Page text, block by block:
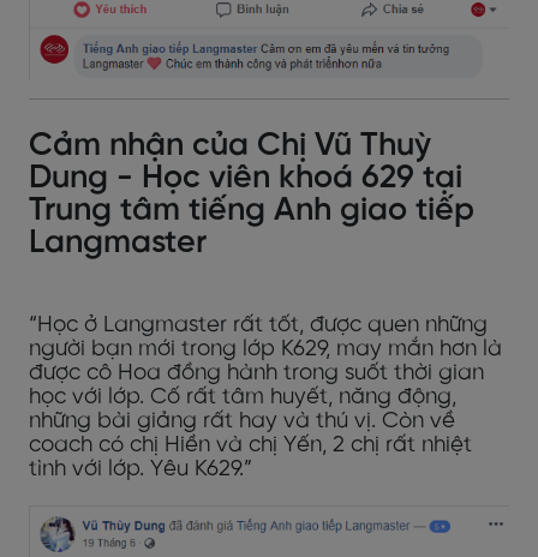
Cảm nhận của Chị Vũ Thuỳ
Dung - Học viên khoá 629 tại
Trung tâm tiếng Anh giao tiếp
Langmaster
“Học ở Langmaster rất tốt, được quen những
người bạn mới trong lớp K629, may mắn hơn là
được cô Hoa đồng hành trong suốt thời gian
học với lớp. Cố rất tâm huyết, năng động,
những bài giảng rất hay và thú vị. Còn về
coach có chị Hiền và chị Yến, 2 chị rất nhiệt
tình với lớp. Yêu K629.”